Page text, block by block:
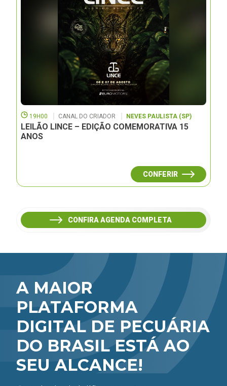
19H00 CANAL DO CRIADOR NEVES PAULISTA (SP)
LEILÃO LINCE – EDIÇÃO COMEMORATIVA 15
ANOS
CONFERIR
CONFIRA AGENDA COMPLETA
A MAIOR
PLATAFORMA
DIGITAL DE PECUÁRIA
DO BRASIL ESTÁ AO
SEU ALCANCE!